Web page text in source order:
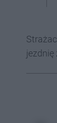
jezdnię